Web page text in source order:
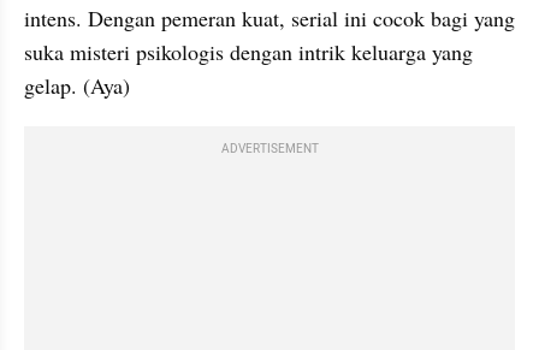
intens. Dengan pemeran kuat, serial ini cocok bagi yang
suka misteri psikologis dengan intrik keluarga yang
gelap. (Aya)
ADVERTISEMENT